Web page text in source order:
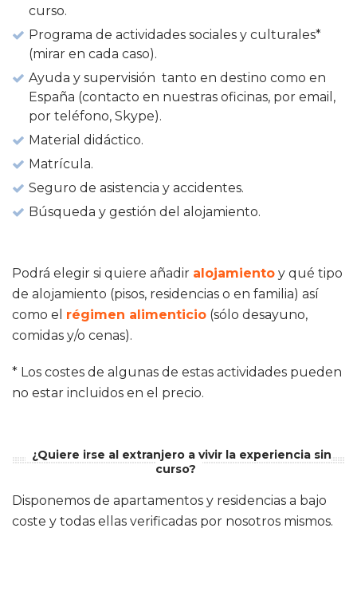
curso.
Programa de actividades sociales y culturales*
(mirar en cada caso).
Ayuda y supervisión tanto en destino como en
España (contacto en nuestras oficinas, por email,
por teléfono, Skype).
Material didáctico.
Matrícula.
Seguro de asistencia y accidentes.
Búsqueda y gestión del alojamiento.
Podrá elegir si quiere añadir alojamiento y qué tipo
de alojamiento (pisos, residencias o en familia) así
como el régimen alimenticio (sólo desayuno,
comidas y/o cenas).
* Los costes de algunas de estas actividades pueden
no estar incluidos en el precio.
¿Quiere irse al extranjero a vivir la experiencia sin
curso?
Disponemos de apartamentos y residencias a bajo
coste y todas ellas verificadas por nosotros mismos.